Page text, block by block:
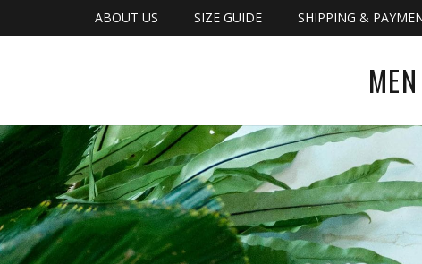
ABOUT US SIZE GUIDE SHIPPING &
MEN